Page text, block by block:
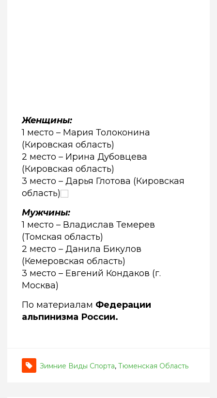
Женщины:
1 место – Мария Толоконина
(Кировская область)
2 место – Ирина Дубовцева
(Кировская область)
3 место – Дарья Глотова (Кировская
область)
Мужчины:
1 место – Владислав Темерев
(Томская область)
2 место – Данила Бикулов
(Кемеровская область)
3 место – Евгений Кондаков (г.
Москва)
По материалам Федерации
альпинизма России.
Зимние Виды Спорта, Тюменская Область